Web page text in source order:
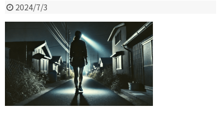
2024/7/3